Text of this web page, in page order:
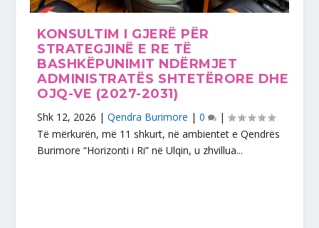
KONSULTIM I GJERË PËR
STRATEGJINË E RE TË
BASHKËPUNIMIT NDËRMJET
ADMINISTRATËS SHTETËRORE DHE
OJQ-VE (2027-2031)
Shk 12, 2026 |Qendra Burimore |0
|
Të mërkurën, më 11 shkurt, në ambientet e Qendrës
Burimore “Horizonti i Ri” në Ulqin, u zhvillua...